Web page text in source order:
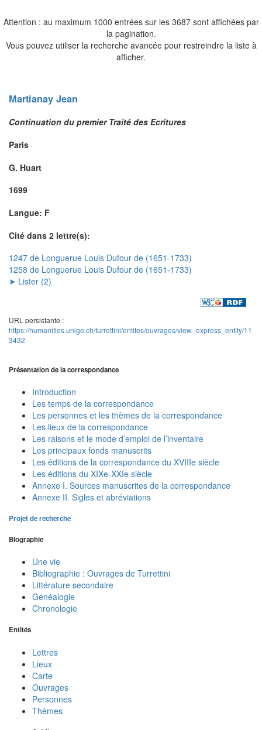
Attention : au maximum 1000 entrées sur les 3687 sont affichées par
la pagination.
Vous pouvez utiliser la recherche avancée pour restreindre la liste à
afficher.
Martianay Jean
Continuation du premier Traité des Ecritures
Paris
G. Huart
1699
Langue: F
Cité dans 2 lettre(s):
1247 de Longuerue Louis Dufour de (1651-1733)
1258 de Longuerue Louis Dufour de (1651-1733)
➤ Lister (2)
URL persistante :
https://humanities.unige.ch/turrettini/entites/ouvrages/view_express_entity/11
3432
Présentation de la correspondance
Introduction
Les temps de la correspondance
Les personnes et les thèmes de la correspondance
Les lieux de la correspondance
Les raisons et le mode d’emploi de l’inventaire
Les principaux fonds manuscrits
Les éditions de la correspondance du XVIIIe siècle
Les éditions du XIXe-XXIe siècle
Annexe I. Sources manuscrites de la correspondance
Annexe II. Sigles et abréviations
Projet de recherche
Biographie
Une vie
Bibliographie : Ouvrages de Turrettini
Littérature secondaire
Généalogie
Chronologie
Entités
Lettres
Lieux
Carte
Ouvrages
Personnes
Thèmes